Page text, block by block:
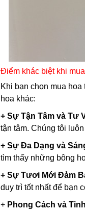
Điểm khác biệt khi
Khi bạn chọn mua hoa
hoa khác:
+ Sự Tận Tâm và Tư
tận tâm. Chúng tôi
+ Sự Đa Dạng và
tìm thấy những bông
+ Sự Tươi Mới Đảm
duy trì tốt nhất để bạn
+ Phong Cách và